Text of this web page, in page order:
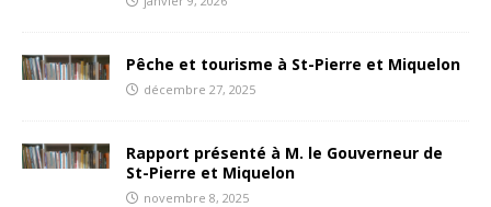
Pêche et tourisme à St-Pierre et Miquelon
décembre 27, 2025
Rapport présenté à M. le Gouverneur de
St-Pierre et Miquelon
novembre 8, 2025